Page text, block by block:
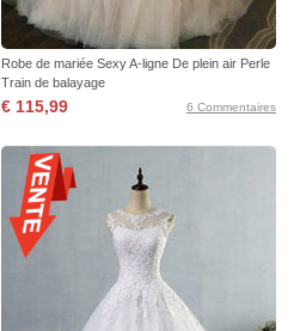
Robe de mariée Sexy A-ligne De plein air Perle
Train de balayage
€ 115,99 6 Commentaires